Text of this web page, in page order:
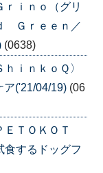
ｉｎｏ（グリ
Ｇｒｅｅｎ／
(0638)
ｉｎｋｏＱ〉
ア('21/04/19) (06
ＴＯＫＯＴ
するドッグフ